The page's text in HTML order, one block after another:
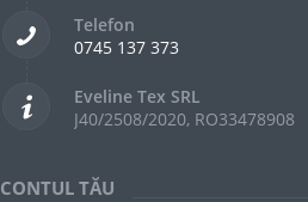
Telefon
0745 137 373
Eveline Tex SRL
J40/2508/2020, RO33478908
CONTUL TĂU